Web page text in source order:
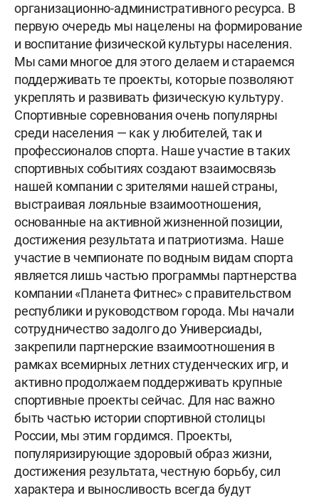
организационно-административного ресурса. В
первую очередь мы нацелены на формирование
и воспитание физической культуры населения.
Мы сами многое для этого делаем и стараемся
поддерживать те проекты, которые позволяют
укреплять и развивать физическую культуру.
Спортивные соревнования очень популярны
среди населения — как у любителей, так и
профессионалов спорта. Наше участие в таких
спортивных событиях создают взаимосвязь
нашей компании с зрителями нашей страны,
выстраивая лояльные взаимоотношения,
основанные на активной жизненной позиции,
достижения результата и патриотизма. Наше
участие в чемпионате по водным видам спорта
является лишь частью программы партнерства
компании «Планета Фитнес» с правительством
республики и руководством города. Мы начали
сотрудничество задолго до Универсиады,
закрепили партнерские взаимоотношения в
рамках всемирных летних студенческих игр, и
активно продолжаем поддерживать крупные
спортивные проекты сейчас. Для нас важно
быть частью истории спортивной столицы
России, мы этим гордимся. Проекты,
популяризирующие здоровый образ жизни,
достижения результата, честную борьбу, сил
характера и выносливость всегда будут